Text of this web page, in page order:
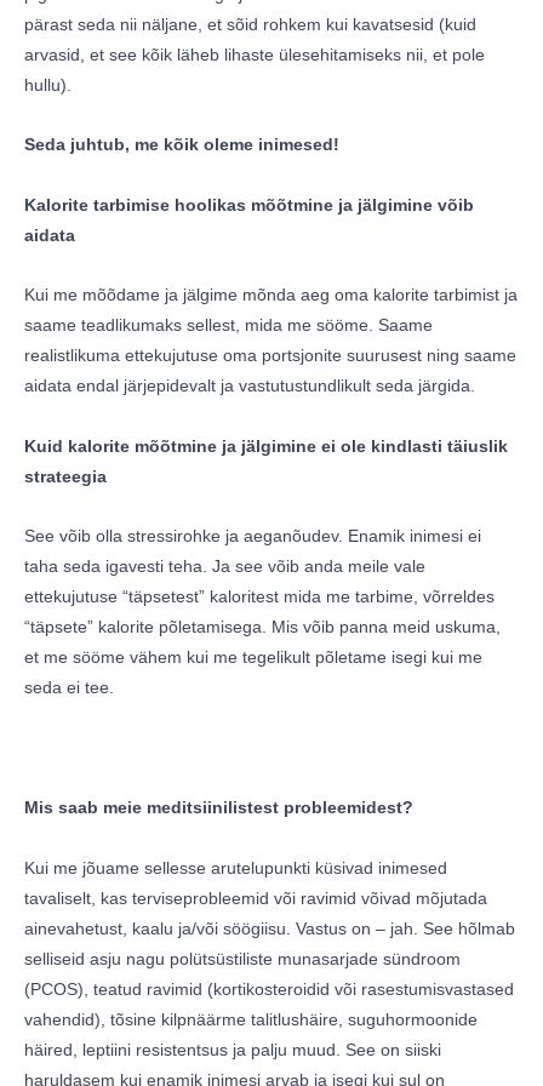
pärast seda nii näljane, et sõid rohkem kui kavatsesid (kuid
arvasid, et see kõik läheb lihaste ülesehitamiseks nii, et pole
hullu).
Seda juhtub, me kõik oleme inimesed!
Kalorite tarbimise hoolikas mõõtmine ja jälgimine võib
aidata
Kui me mõõdame ja jälgime mõnda aeg oma kalorite tarbimist ja
saame teadlikumaks sellest, mida me sööme. Saame
realistlikuma ettekujutuse oma portsjonite suurusest ning saame
aidata endal järjepidevalt ja vastutustundlikult seda järgida.
Kuid kalorite mõõtmine ja jälgimine ei ole kindlasti täiuslik
strateegia
See võib olla stressirohke ja aeganõudev. Enamik inimesi ei
taha seda igavesti teha. Ja see võib anda meile vale
ettekujutuse “täpsetest” kaloritest mida me tarbime, võrreldes
“täpsete” kalorite põletamisega. Mis võib panna meid uskuma,
et me sööme vähem kui me tegelikult põletame isegi kui me
seda ei tee.
Mis saab meie meditsiinilistest probleemidest?
Kui me jõuame sellesse arutelupunkti küsivad inimesed
tavaliselt, kas terviseprobleemid või ravimid võivad mõjutada
ainevahetust, kaalu ja/või söögiisu. Vastus on – jah. See hõlmab
selliseid asju nagu polütsüstiliste munasarjade sündroom
(PCOS), teatud ravimid (kortikosteroidid või rasestumisvastased
vahendid), tõsine kilpnäärme talitlushäire, suguhormoonide
häired, leptiini resistentsus ja palju muud. See on siiski
haruldasem kui enamik inimesi arvab ja isegi kui sul on